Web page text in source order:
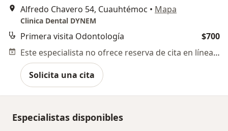
Alfredo Chavero 54, Cuauhtémoc • Mapa
Clinica Dental DYNEM
Primera visita Odontología
$700
Este especialista no ofrece reserva de cita en línea en esta dirección.
Solicita una cita
Especialistas disponibles